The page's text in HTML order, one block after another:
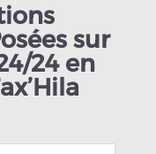
sur
24 en